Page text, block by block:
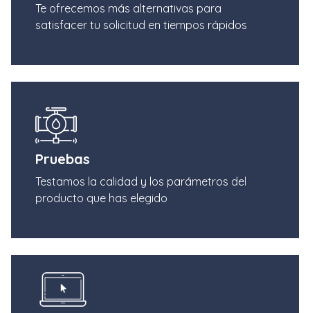
Te ofrecemos más alternativas para
satisfacer tu solicitud en tiempos rápidos
Pruebas
Testamos la calidad y los parámetros del
producto que has elegido